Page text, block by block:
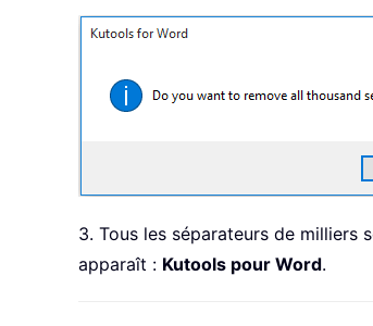
3. Tous les séparateurs de milliers
apparaît : Kutools pour Word.